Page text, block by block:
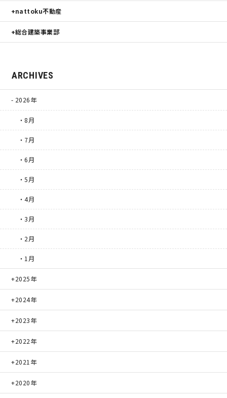
nattoku不動産
総合建築事業部
ARCHIVES
2026年
・8月
・7月
・6月
・5月
・4月
・3月
・2月
・1月
2025年
2024年
2023年
2022年
2021年
2020年